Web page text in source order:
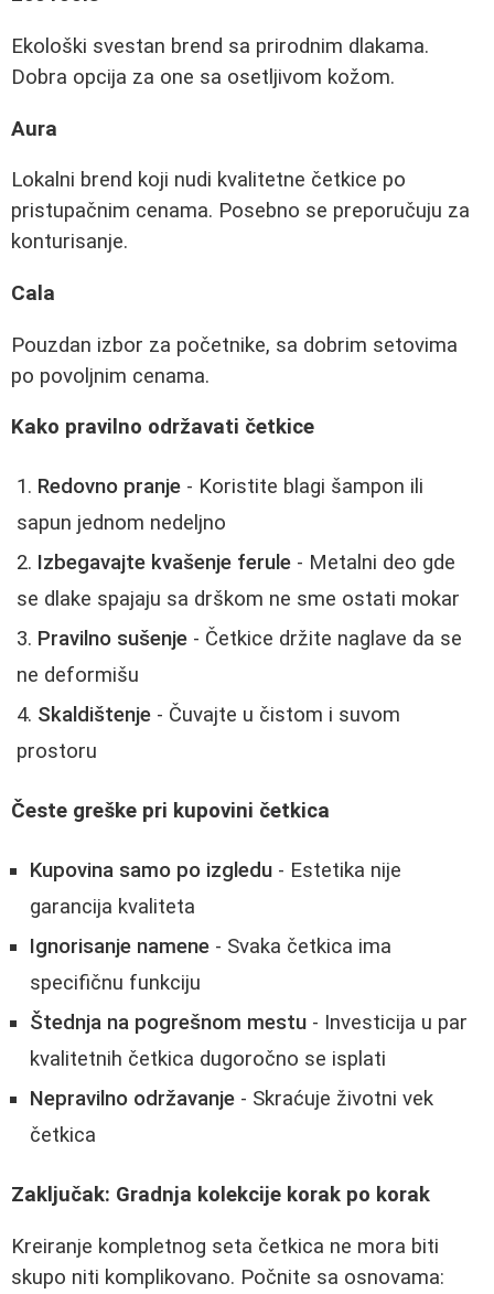
Ekološki svestan brend sa prirodnim dlakama.
Dobra opcija za one sa osetljivom kožom.
Aura
Lokalni brend koji nudi kvalitetne četkice po
pristupačnim cenama. Posebno se preporučuju za
konturisanje.
Cala
Pouzdan izbor za početnike, sa dobrim setovima
po povoljnim cenama.
Kako pravilno održavati četkice
Redovno pranje - Koristite blagi šampon ili
sapun jednom nedeljno
Izbegavajte kvašenje ferule - Metalni deo gde
se dlake spajaju sa drškom ne sme ostati mokar
Pravilno sušenje - Četkice držite naglave da se
ne deformišu
Skaldištenje - Čuvajte u čistom i suvom
prostoru
Česte greške pri kupovini četkica
Kupovina samo po izgledu - Estetika nije
garancija kvaliteta
Ignorisanje namene - Svaka četkica ima
specifičnu funkciju
Štednja na pogrešnom mestu - Investicija u par
kvalitetnih četkica dugoročno se isplati
Nepravilno održavanje - Skraćuje životni vek
četkica
Zaključak: Gradnja kolekcije korak po korak
Kreiranje kompletnog seta četkica ne mora biti
skupo niti komplikovano. Počnite sa osnovama: